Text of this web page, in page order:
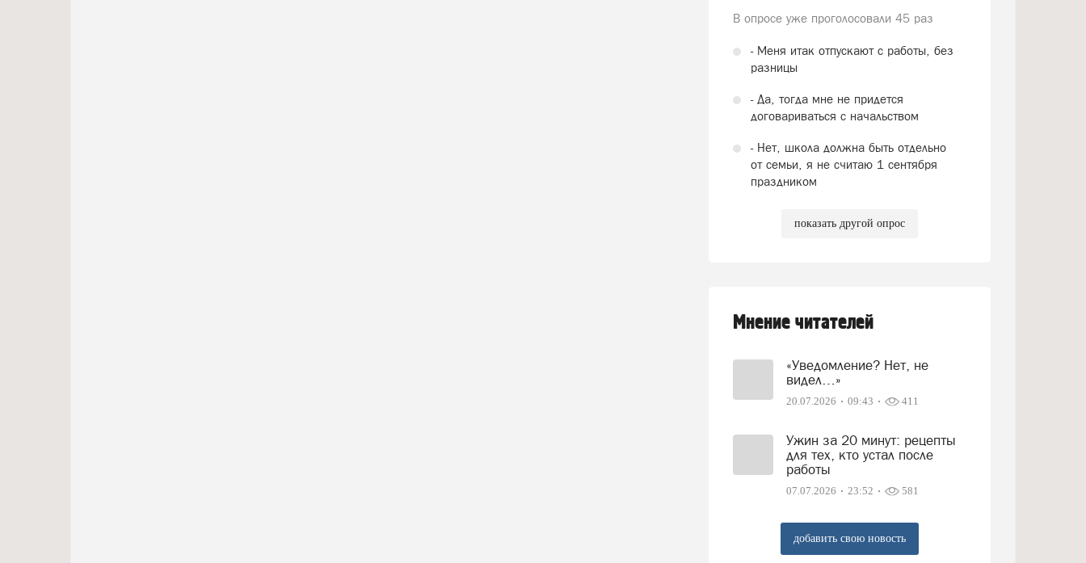
В опросе уже проголосовали 45 раз
- Меня итак отпускают с работы, без
разницы
- Да, тогда мне не придется
договариваться с начальством
- Нет, школа должна быть отдельно
от семьи, я не считаю 1 сентября
праздником
показать другой опрос
Мнение читателей
«Уведомление? Нет, не
видел…»
20.07.2026 09:43 411
Ужин за 20 минут: рецепты
для тех, кто устал после
работы
07.07.2026 23:52 581
добавить свою новость